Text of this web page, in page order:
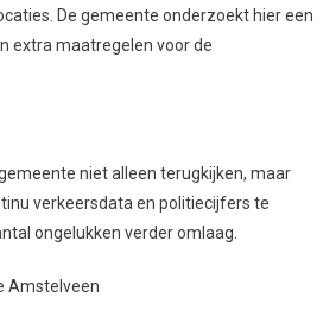
De gemeente onderzoekt hier een
extra maatregelen voor de
niet alleen terugkijken, maar
verkeersdata en politiecijfers te
ongelukken verder omlaag.
Amstelveen